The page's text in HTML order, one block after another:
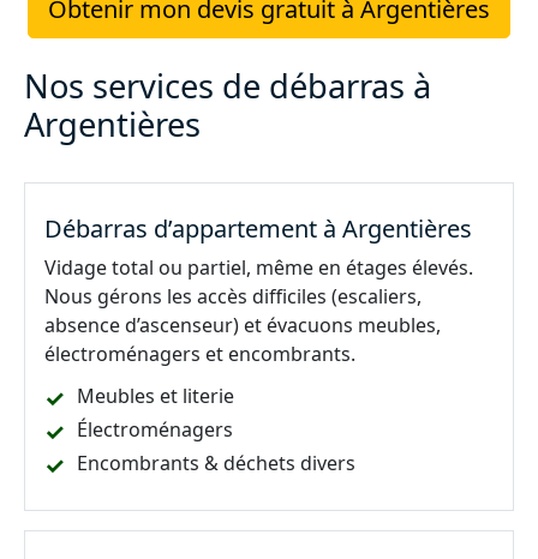
Obtenir mon devis gratuit à Argentières
Nos services de débarras à
Argentières
Débarras d’appartement à Argentières
Vidage total ou partiel, même en étages élevés.
Nous gérons les accès difficiles (escaliers,
absence d’ascenseur) et évacuons meubles,
électroménagers et encombrants.
Meubles et literie
Électroménagers
Encombrants & déchets divers